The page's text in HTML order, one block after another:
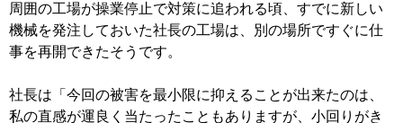
周囲の工場が操業停止で対策に追われる頃、すでに新しい
機械を発注しておいた社長の工場は、別の場所ですぐに仕
事を再開できたそうです。
社長は「今回の被害を最小限に抑えることが出来たのは、
私の直感が運良く当たったこともありますが、小回りがき